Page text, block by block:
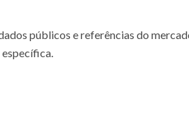
públicos e referências do